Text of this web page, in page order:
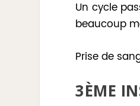
Un cycle
beaucoup
Prise de
3ÈME